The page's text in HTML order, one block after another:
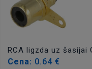
RCA ligzda uz šasijai
Cena: 0.64 €